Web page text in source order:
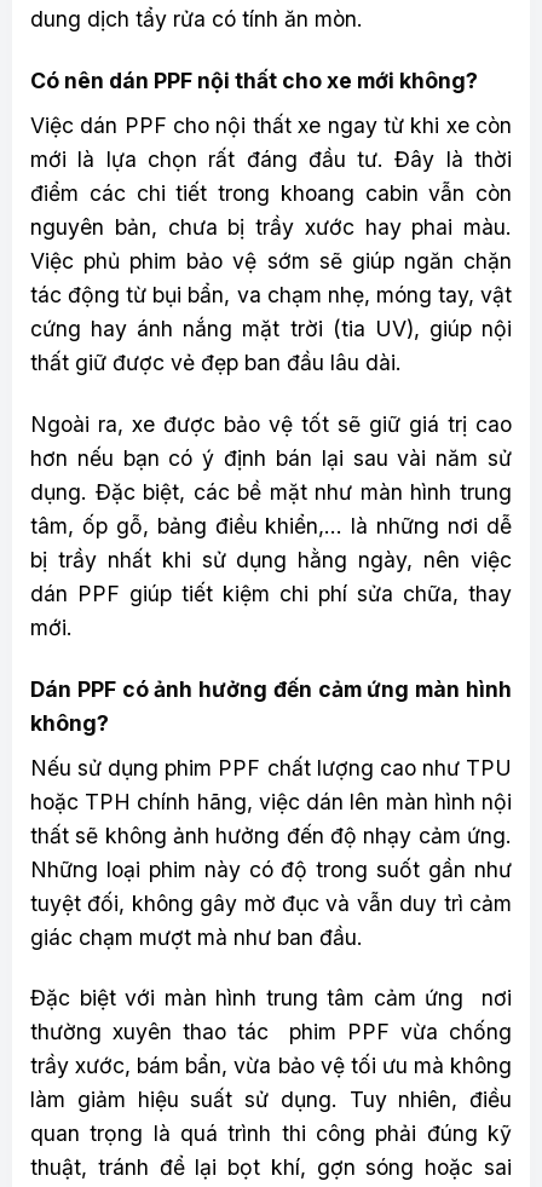
dung dịch tẩy rửa có tính ăn mòn.
Có nên dán PPF nội thất cho xe mới không?
Việc dán PPF cho nội thất xe ngay từ khi xe còn
mới là lựa chọn rất đáng đầu tư. Đây là thời
điểm các chi tiết trong khoang cabin vẫn còn
nguyên bản, chưa bị trầy xước hay phai màu.
Việc phủ phim bảo vệ sớm sẽ giúp ngăn chặn
tác động từ bụi bẩn, va chạm nhẹ, móng tay, vật
cứng hay ánh nắng mặt trời (tia UV), giúp nội
thất giữ được vẻ đẹp ban đầu lâu dài.
Ngoài ra, xe được bảo vệ tốt sẽ giữ giá trị cao
hơn nếu bạn có ý định bán lại sau vài năm sử
dụng. Đặc biệt, các bề mặt như màn hình trung
tâm, ốp gỗ, bảng điều khiển,… là những nơi dễ
bị trầy nhất khi sử dụng hằng ngày, nên việc
dán PPF giúp tiết kiệm chi phí sửa chữa, thay
mới.
Dán PPF có ảnh hưởng đến cảm ứng màn hình
không?
Nếu sử dụng phim PPF chất lượng cao như TPU
hoặc TPH chính hãng, việc dán lên màn hình nội
thất sẽ không ảnh hưởng đến độ nhạy cảm ứng.
Những loại phim này có độ trong suốt gần như
tuyệt đối, không gây mờ đục và vẫn duy trì cảm
giác chạm mượt mà như ban đầu.
Đặc biệt với màn hình trung tâm cảm ứng nơi
thường xuyên thao tác phim PPF vừa chống
trầy xước, bám bẩn, vừa bảo vệ tối ưu mà không
làm giảm hiệu suất sử dụng. Tuy nhiên, điều
quan trọng là quá trình thi công phải đúng kỹ
thuật, tránh để lại bọt khí, gợn sóng hoặc sai